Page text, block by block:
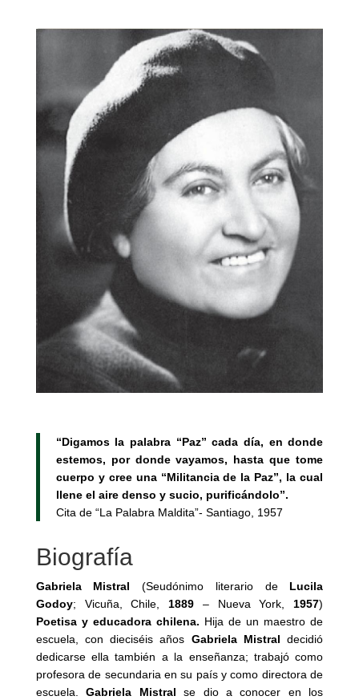
“Digamos la palabra “Paz” cada día, en donde
estemos, por donde vayamos, hasta que tome
cuerpo y cree una “Militancia de la Paz”, la cual
llene el aire denso y sucio, purificándolo”.
Cita de “La Palabra Maldita”- Santiago, 1957
Biografía
Gabriela Mistral (Seudónimo literario de Lucila
Godoy; Vicuña, Chile,1889 – Nueva York,1957)
Poetisa y educadora chilena. Hija de un maestro de
escuela, con dieciséis años Gabriela Mistral decidió
dedicarse ella también a la enseñanza; trabajó como
profesora de secundaria en su país y como directora de
escuela.Gabriela Mistral se dio a conocer en los